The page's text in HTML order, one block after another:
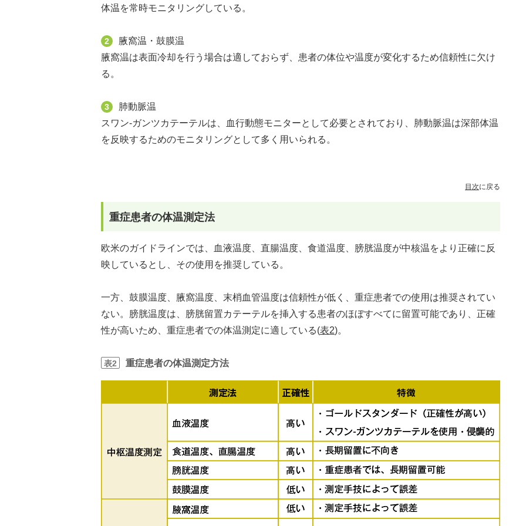
体温を常時モニタリングしている。
2
腋窩温・鼓膜温
腋窩温は表面冷却を行う場合は適しておらず、患者の体位や温度が変化するため信頼性に欠け
る。
3
肺動脈温
スワン-ガンツカテーテルは、血行動態モニターとして必要とされており、肺動脈温は深部体温
を反映するためのモニタリングとして多く用いられる。
目次に戻る
重症患者の体温測定法
欧米のガイドラインでは、血液温度、直腸温度、食道温度、膀胱温度が中核温をより正確に反
映しているとし、その使用を推奨している。
一方、鼓膜温度、腋窩温度、末梢血管温度は信頼性が低く、重症患者での使用は推奨されてい
ない。膀胱温度は、膀胱留置カテーテルを挿入する患者のほぼすべてに留置可能であり、正確
性が高いため、重症患者での体温測定に適している(表2)。
表2 重症患者の体温測定方法